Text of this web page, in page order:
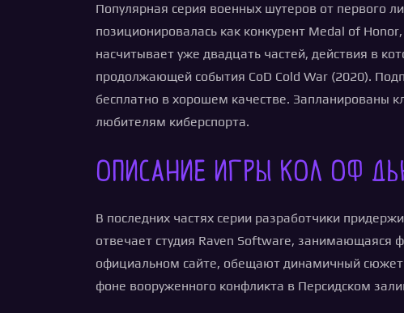
Популярная серия военных шутеров от первого
позиционировалась как конкурент Medal of
насчитывает уже двадцать частей, действия в
продолжающей события CoD Cold War (2020).
бесплатно в хорошем качестве. Запланированы
любителям киберспорта.
Описание игры Кол оф
В последних частях серии разработчики
отвечает студия Raven Software, занимающаяся
официальном сайте, обещают динамичный сюжет
фоне вооруженного конфликта в Персидском